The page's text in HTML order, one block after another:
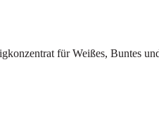
für Weißes, Buntes